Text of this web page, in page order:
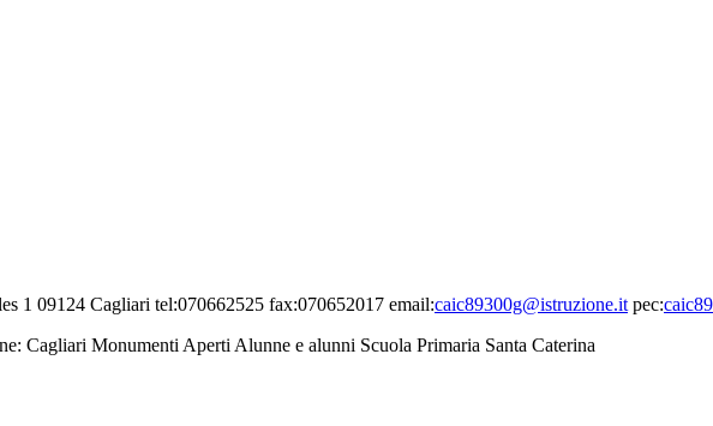
1 09124 Cagliari tel:070662525 fax:070652017 email:caic89300g@istruzione.it pec:
Cagliari Monumenti Aperti Alunne e alunni Scuola Primaria Santa Caterina